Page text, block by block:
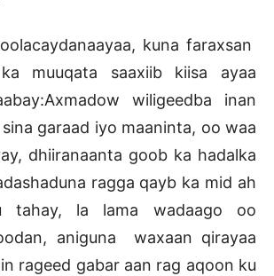
kuna faraxsan
muuqata saaxiib kiisa ayaa
wiligeedba inan
garaad iyo maaninta, oo waa
dhiiranaanta goob ka hadalka
ragga qayb ka mid ah
tahay, la lama wadaago oo
aniguna waxaan qirayaa
rageed gabar aan rag aqoon ku